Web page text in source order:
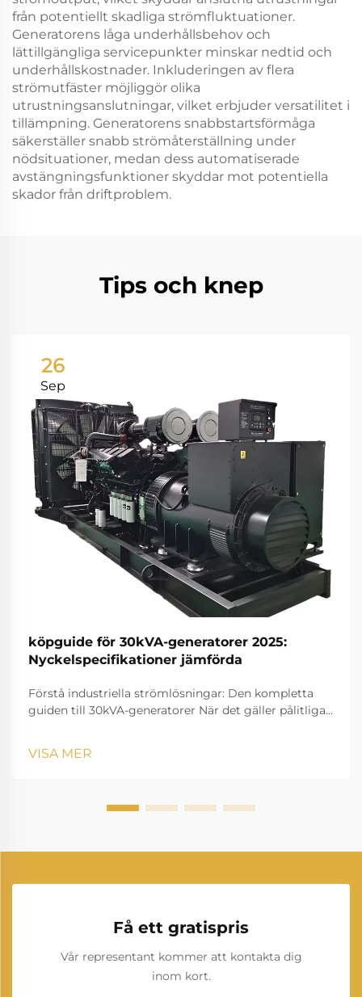
från potentiellt skadliga strömfluktuationer.
Generatorens låga underhållsbehov och
lättillgängliga servicepunkter minskar nedtid och
underhållskostnader. Inkluderingen av flera
strömutfäster möjliggör olika
utrustningsanslutningar, vilket erbjuder versatilitet i
tillämpning. Generatorens snabbstartsförmåga
säkerställer snabb strömåterställning under
nödsituationer, medan dess automatiserade
avstängningsfunktioner skyddar mot potentiella
skador från driftproblem.
Tips och knep
26
Sep
köpguide för 30kVA-generatorer 2025:
Nyckelspecifikationer jämförda
Förstå industriella strömlösningar: Den kompletta
guiden till 30kVA-generatorer När det gäller pålitliga
sticker en 30kVA-generator ut som ett mångsidigt
VISA MER
Få ett gratispris
Vår representant kommer att kontakta dig
inom kort.